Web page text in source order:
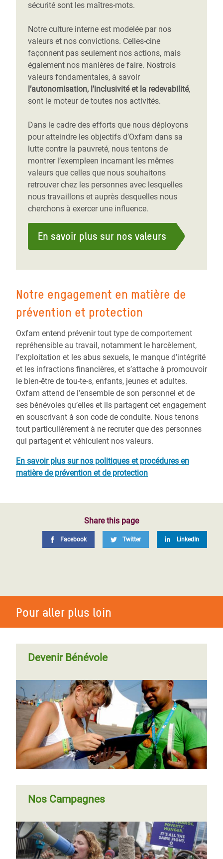
sécurité sont les maîtres-mots.
Notre culture interne est modelée par nos
valeurs et nos convictions. Celles-cine
façonnent pas seulement nos actions, mais
également nos manières de faire. Nostrois
valeurs fondamentales, à savoir
l’autonomisation, l’inclusivité et la redevabilité,
sont le moteur de toutes nos activités.
Dans le cadre des efforts que nous déployons
pour atteindre les objectifs d’Oxfam dans sa
lutte contre la pauvreté, nous tentons de
montrer l’exempleen incarnant les mêmes
valeurs que celles que nous souhaitons
retrouver chez les personnes avec lesquelles
nous travaillons et auprès desquelles nous
cherchons à exercer une influence.
En savoir plus sur nos valeurs
Notre engagement en matière de
prévention et protection
Oxfam entend prévenir tout type de comportement
repréhensible au travail, notamment le harcèlement,
l’exploitation et les abus sexuels, le manque d’intégrité
et les infractions financières, et s’attache à promouvoir
le bien-être de tou-te-s, enfants, jeunes et adultes.
Oxfam attend de l’ensemble de son personnel et de
ses bénévoles qu’elles et ils partagent cet engagement
en souscrivant à son code de conduite. Nous tenons
tout particulièrement à ne recruter que des personnes
qui partagent et véhiculent nos valeurs.
En savoir plus sur nos politiques et procédures en
matière de prévention et de protection
Share this page
Facebook Twitter LinkedIn
Pour aller plus loin
Devenir Bénévole
Nos Campagnes